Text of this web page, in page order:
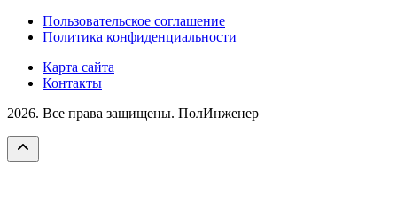
Пользовательское соглашение
Политика конфиденциальности
Карта сайта
Контакты
2026. Все права защищены. ПолИнженер